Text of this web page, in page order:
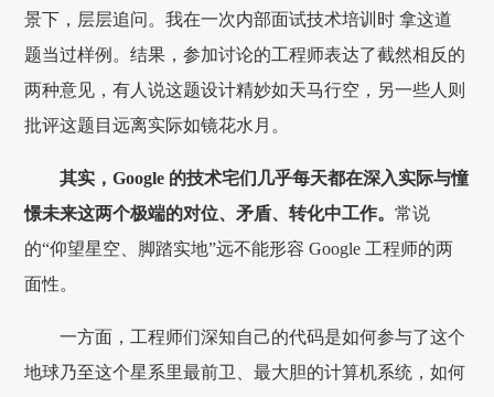
景下，层层追问。我在一次内部面试技术培训时 拿这道
题当过样例。结果，参加讨论的工程师表达了截然相反的
两种意见，有人说这题设计精妙如天马行空，另一些人则
批评这题目远离实际如镜花水月。
其实，Google 的技术宅们几乎每天都在深入实际与憧
憬未来这两个极端的对位、矛盾、转化中工作。常说
的“仰望星空、脚踏实地”远不能形容 Google 工程师的两
面性。
一方面，工程师们深知自己的代码是如何参与了这个
地球乃至这个星系里最前卫、最大胆的计算机系统，如何